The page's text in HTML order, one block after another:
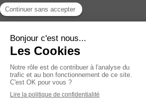
©2025 AVENIR ÉNERGIE